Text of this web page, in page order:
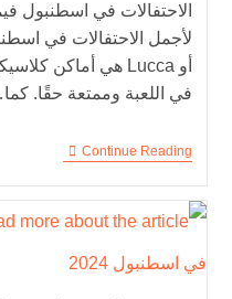
الاحتفالات في اسطنبول
في اللعبة وممتعة حقًا.
Continue Reading